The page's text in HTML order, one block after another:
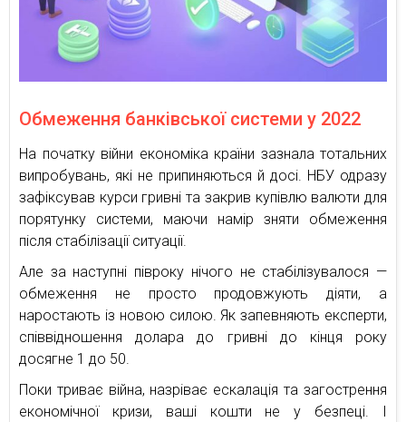
Обмеження банківської системи у 2022
На початку війни економіка країни зазнала тотальних
випробувань, які не припиняються й досі. НБУ одразу
зафіксував курси гривні та закрив купівлю валюти для
порятунку системи, маючи намір зняти обмеження
після стабілізації ситуації.
Але за наступні півроку нічого не стабілізувалося —
обмеження не просто продовжують діяти, а
наростають із новою силою. Як запевняють експерти,
співвідношення долара до гривні до кінця року
досягне 1 до 50.
Поки триває війна, назріває ескалація та загострення
економічної кризи, ваші кошти не у безпеці. І